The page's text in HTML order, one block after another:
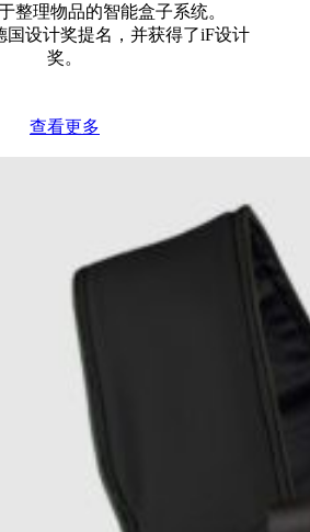
整理物品的智能盒子系统。
国设计奖提名，并获得了iF设计
奖。
查看更多